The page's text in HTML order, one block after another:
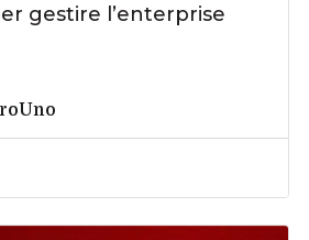
gestire l’enterprise